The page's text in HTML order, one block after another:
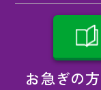
お急ぎの